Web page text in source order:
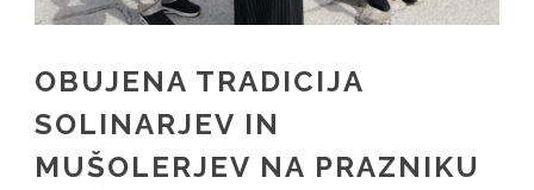
OBUJENA TRADICIJA
SOLINARJEV IN
MUŠOLERJEV NA PRAZNIKU